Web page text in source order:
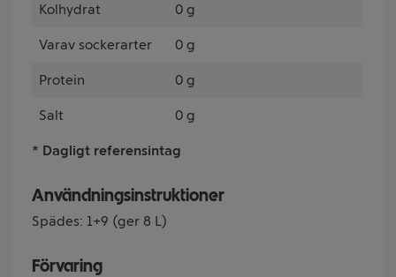
Kolhydrat 0 g
Varav sockerarter 0 g
Protein 0 g
Salt 0 g
* Dagligt referensintag
Användningsinstruktioner
Spädes: 1+9 (ger 8 L)
Förvaring